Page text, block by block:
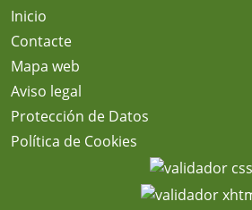
Inicio
Contacte
Mapa web
Aviso legal
Protección de Datos
Política de Cookies